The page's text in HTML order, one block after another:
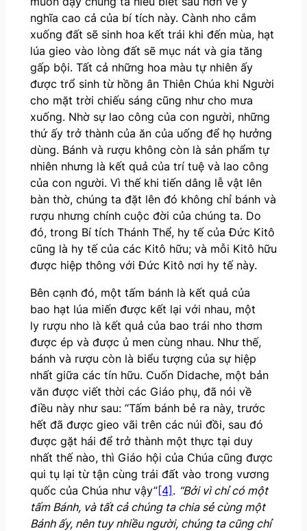
nghĩa cao cả của bí tích này. Cành nho cắm
xuống đất sẽ sinh hoa kết trái khi đến mùa, hạt
lúa gieo vào lòng đất sẽ mục nát và gia tăng
gấp bội. Tất cả những hoa màu tự nhiên ấy
được trổ sinh từ hồng ân Thiên Chúa khi Người
cho mặt trời chiếu sáng cũng như cho mưa
xuống. Nhờ sự lao công của con người, những
thứ ấy trở thành của ăn của uống để họ hưởng
dùng. Bánh và rượu không còn là sản phẩm tự
nhiên nhưng là kết quả của trí tuệ và lao công
của con người. Vì thế khi tiến dâng lễ vật lên
bàn thờ, chúng ta đặt lên đó không chỉ bánh và
rượu nhưng chính cuộc đời của chúng ta. Do
đó, trong Bí tích Thánh Thể, hy tế của Đức Kitô
cũng là hy tế của các Kitô hữu; và mỗi Kitô hữu
được hiệp thông với Đức Kitô nơi hy tế này.
Bên cạnh đó, một tấm bánh là kết quả của
bao hạt lúa miến được kết lại với nhau, một
ly rượu nho là kết quả của bao trái nho thơm
được ép và được ủ men cùng nhau. Như thế,
bánh và rượu còn là biểu tượng của sự hiệp
nhất giữa các tín hữu. Cuốn Didache, một bản
văn được viết thời các Giáo phụ, đã nói về
điều này như sau: “Tấm bánh bẻ ra này, trước
hết đã được gieo vãi trên các núi đồi, sau đó
được gặt hái để trở thành một thực tại duy
nhất thế nào, thì Giáo hội của Chúa cũng được
qui tụ lại từ tận cùng trái đất vào trong vương
quốc của Chúa như vậy”[4]. “Bởi vì chỉ có một
tấm Bánh, và tất cả chúng ta chia sẻ cùng một
Bánh ấy, nên tuy nhiều người, chúng ta cũng chỉ